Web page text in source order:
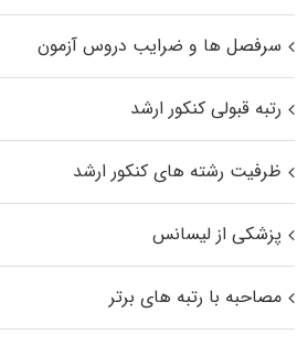
سرفصل ها و ضرایب دروس آزمون
رتبه قبولی کنکور ارشد
ظرفیت رشته های کنکور ارشد
پزشکی از لیسانس
مصاحبه با رتبه های برتر